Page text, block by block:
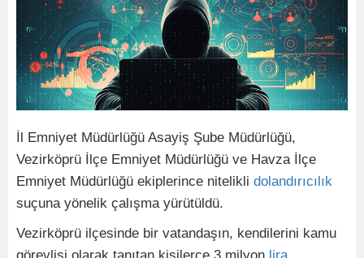
İl Emniyet Müdürlüğü Asayiş Şube Müdürlüğü,
Vezirköprü İlçe Emniyet Müdürlüğü ve Havza İlçe
Emniyet Müdürlüğü ekiplerince nitelikli dolandırıcılık
suçuna yönelik çalışma yürütüldü.
Vezirköprü ilçesinde bir vatandaşın, kendilerini kamu